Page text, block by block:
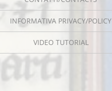
INFORMATIVA PRIVACY/POLICY
VIDEO TUTORIAL